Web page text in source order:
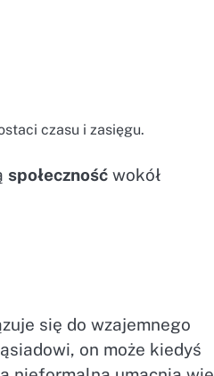
czasu i zasięgu.
społeczność wokół
się do wzajemnego
on może kiedyś